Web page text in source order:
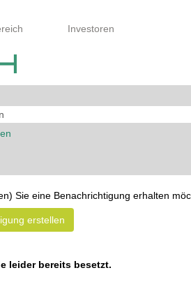
Investoren
Sie eine Benachrichtigung erhalten
erstellen
leider bereits besetzt.